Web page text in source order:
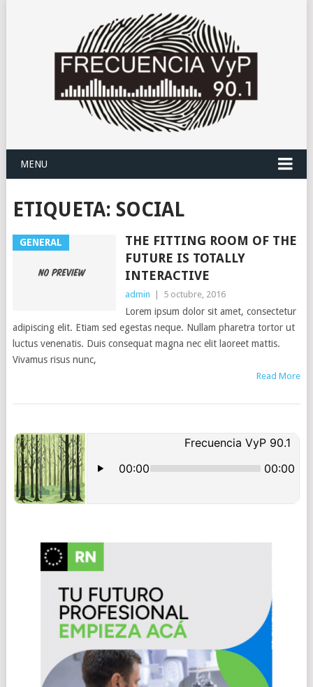
MENU
ETIQUETA: SOCIAL
GENERAL
THE FITTING ROOM OF THE
FUTURE IS TOTALLY
INTERACTIVE
admin 5 octubre, 2016
Lorem ipsum dolor sit amet, consectetur
adipiscing elit. Etiam sed egestas neque. Nullam pharetra tortor ut
luctus venenatis. Duis consequat magna nec elit laoreet mattis.
Vivamus risus nunc,
Read More
POSTS
NAVIGATION